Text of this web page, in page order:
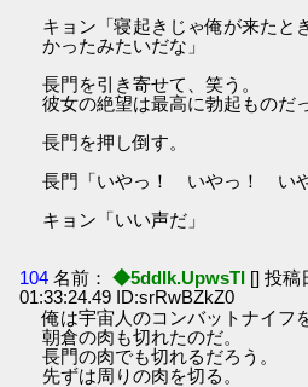
キョン「寝起きじゃ俺が来たと
かったみたいだな」
長門を引き寄せて、笑う。
彼女の絶望は最高に勃起ものだ
長門を押し倒す。
長門「いやっ！ いやっ！ いや
キョン「いい声だ」
104 名前： ◆5ddIk.UpwsTI [] 投稿
01:33:24.49 ID:srRwBZkZ0
俺は宇宙人のコンバットナイフ
朝倉の肉も切れたのだ。
長門の肉でも切れるだろう。
先ずは周りの肉を切る。